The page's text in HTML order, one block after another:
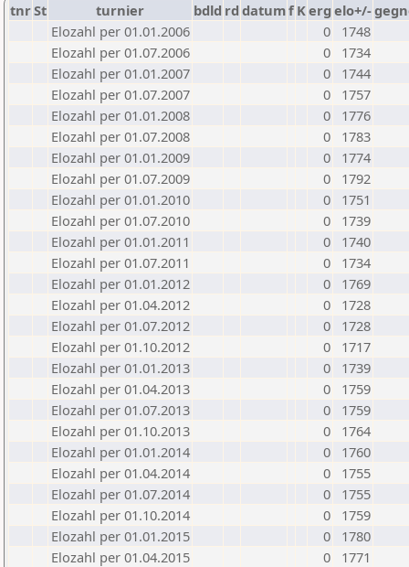
tnrSt turnier bdld rd datumf Kerg elo+/-
Elozahl per 01.01.2006
0
1748
Elozahl per 01.07.2006
0
1734
Elozahl per 01.01.2007
0
1744
Elozahl per 01.07.2007
0
1757
Elozahl per 01.01.2008
0
1776
Elozahl per 01.07.2008
0
1783
Elozahl per 01.01.2009
0
1774
Elozahl per 01.07.2009
0
1792
Elozahl per 01.01.2010
0
1751
Elozahl per 01.07.2010
0
1739
Elozahl per 01.01.2011
0
1740
Elozahl per 01.07.2011
0
1734
Elozahl per 01.01.2012
0
1769
Elozahl per 01.04.2012
0
1728
Elozahl per 01.07.2012
0
1728
Elozahl per 01.10.2012
0
1717
Elozahl per 01.01.2013
0
1739
Elozahl per 01.04.2013
0
1759
Elozahl per 01.07.2013
0
1759
Elozahl per 01.10.2013
0
1764
Elozahl per 01.01.2014
0
1760
Elozahl per 01.04.2014
0
1755
Elozahl per 01.07.2014
0
1755
Elozahl per 01.10.2014
0
1759
Elozahl per 01.01.2015
0
1780
Elozahl per 01.04.2015
0
1771